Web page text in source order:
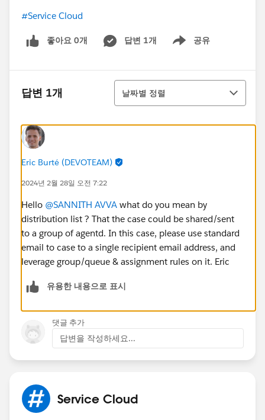
#Service Cloud
좋아요 0개 답변 1개 공유
Show menu
답변 1개
정렬
날짜별 정렬
Eric Burté (DEVOTEAM)
2024년 2월 28일 오전 7:22
Hello @SANNITH AVVA what do you mean by
distribution list ? That the case could be shared/sent
to a group of agentd. In this case, please use standard
email to case to a single recipient email address, and
leverage group/queue & assignment rules on it. Eric
유용한 내용으로 표시
댓글 추가
답변을 작성하세요...
Service Cloud